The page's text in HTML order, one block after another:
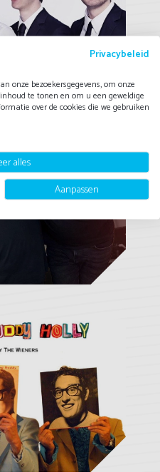
Privacybeleid
onze bezoekersgegevens, om onze
te tonen en om u een geweldige
over de cookies die we gebruiken
alles
Aanpassen